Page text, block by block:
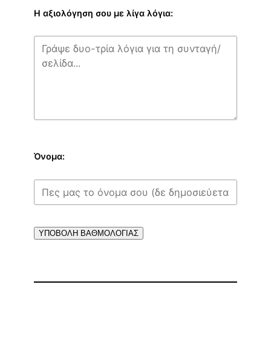
Η αξιολόγηση σου με λίγα λόγια:
Όνομα:
ΥΠΟΒΟΛΗ ΒΑΘΜΟΛΟΓΙΑΣ